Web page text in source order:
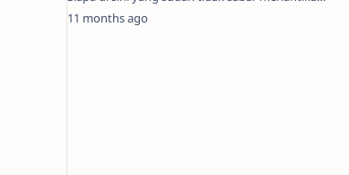
11 months ago